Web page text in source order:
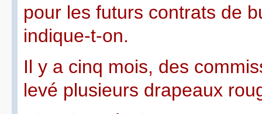
pour les futurs contrats de
indique-t-on.
Il y a cinq mois, des
levé plusieurs drapeaux